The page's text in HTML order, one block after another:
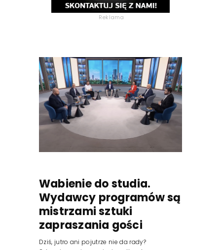
Reklama
Wabienie do studia.
Wydawcy programów są
mistrzami sztuki
zapraszania gości
Dziś, jutro ani pojutrze nie da rady?